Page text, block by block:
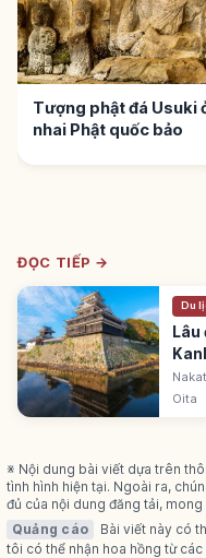
Tượng phật đá Usuki
nhai Phật quốc bảo
ĐỌC TIẾP →
Du
Lâu
Oita
※ Nội dung bài viết dựa trên
tình hình hiện tại. Ngoài ra,
đủ của nội dung đăng tải,
Quảng cáo
Bài viết này có
tôi có thể nhận hoa hồng từ